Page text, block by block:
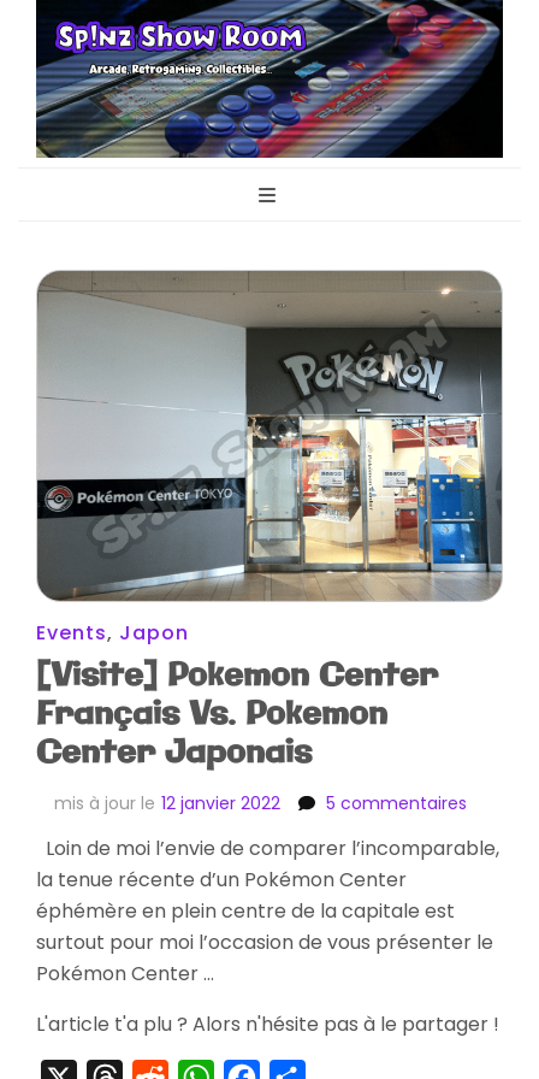
Sp!nz Show
Room
Events, Japon
[Visite] Pokemon Center
Français Vs. Pokemon
Center Japonais
mis à jour le 12 janvier 2022 5 commentaires
Vs.
Loin de moi l’envie de comparer l’incomparable,
la tenue récente d’un Pokémon Center
éphémère en plein centre de la capitale est
surtout pour moi l’occasion de vous présenter le
Pokémon Center …
L'article t'a plu ? Alors n'hésite pas à le partager !